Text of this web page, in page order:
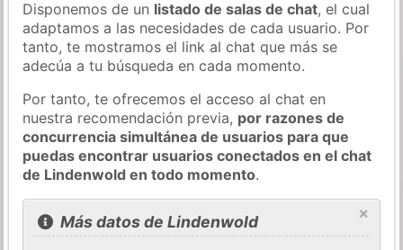
Disponemos de un listado de salas de chat, el cual
adaptamos a las necesidades de cada usuario. Por
tanto, te mostramos el link al chat que más se
adecúa a tu búsqueda en cada momento.
Por tanto, te ofrecemos el acceso al chat en
nuestra recomendación previa, por razones de
concurrencia simultánea de usuarios para que
puedas encontrar usuarios conectados en el chat
de Lindenwold en todo momento.
×
Más datos de Lindenwold